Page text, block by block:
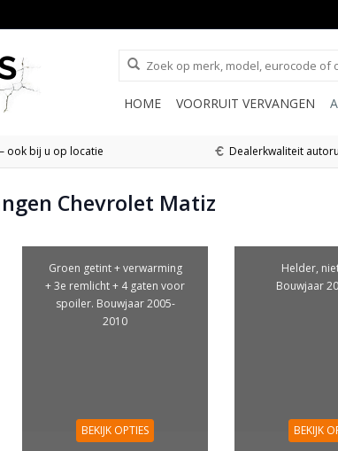
HOME VOORRUIT VERVANGEN
ook bij u op locatie Dealerkwaliteit
Chevrolet Matiz
Groen getint + verwarming
+ 3e remlicht + 4 gaten voor
spoiler. Bouwjaar 2005-
2010
BEKIJK OPTIES
Helder,
Bouwjaar
BEKIJK